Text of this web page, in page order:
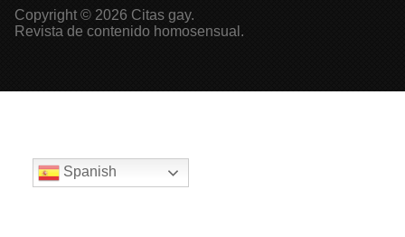
Copyright © 2026 Citas gay.
Revista de contenido homosensual.
Spanish